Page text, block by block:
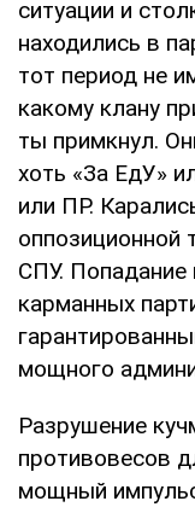
ситуации и
находились в
тот период не
какому клану
ты примкнул.
хоть «За ЕдУ»
или ПР.
оппозиционной
СПУ. Попадание
карманных
мощного
Разрушение
противовесов
мощный